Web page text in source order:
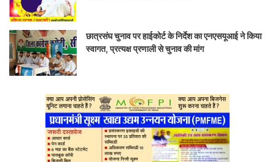
छात्रसंघ चुनाव पर हाईकोर्ट के निर्देश का एनएसयूआई ने किया
स्वागत, प्रत्यक्ष प्रणाली से चुनाव की मांग